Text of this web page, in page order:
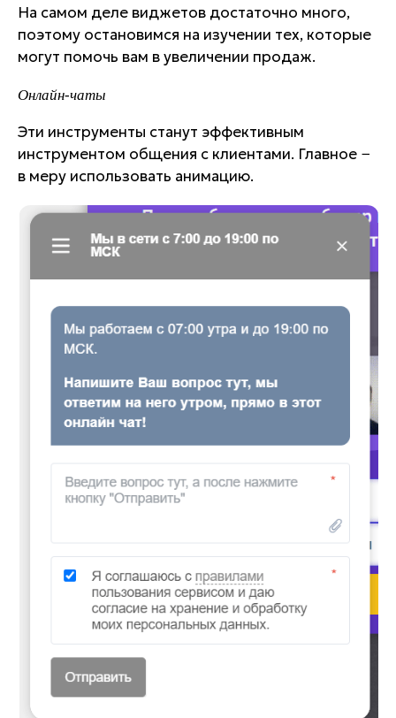
На самом деле виджетов достаточно много,
поэтому остановимся на изучении тех, которые
могут помочь вам в увеличении продаж.
Онлайн-чаты
Эти инструменты станут эффективным
инструментом общения с клиентами. Главное −
в меру использовать анимацию.